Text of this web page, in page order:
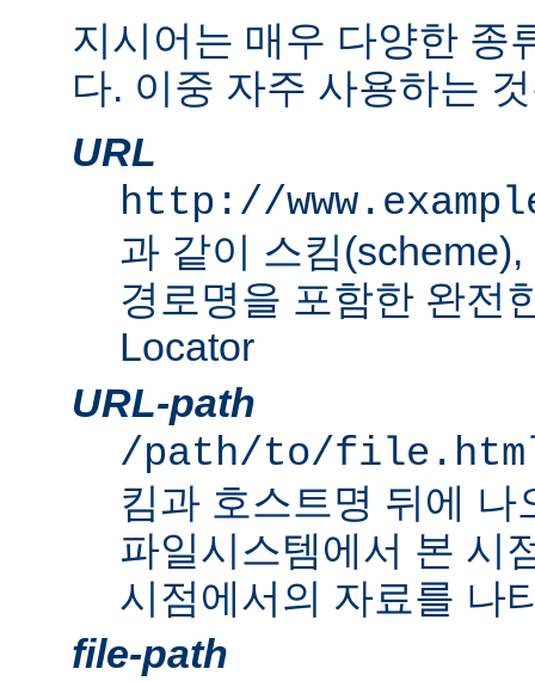
지시어는 매우 다양한 종
다. 이중 자주 사용하는
URL
http://
과 같이 스킴
경로명을 포함한 완전
Locator
URL-path
/path/to/
킴과 호스트명 뒤에
파일시스템에서 본 시
시점에서의 자료를 나
file-path